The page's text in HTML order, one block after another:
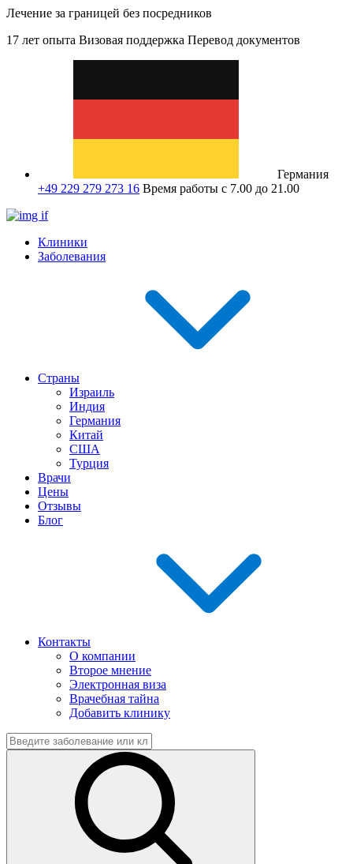
Лечение за границей без посредников
17 лет опыта Визовая поддержка Перевод документов
Германия
+49 229 279 273 16 Время работы с 7.00 до 21.00
Клиники
Заболевания
Страны
Израиль
Индия
Германия
Китай
США
Турция
Врачи
Цены
Отзывы
Блог
Контакты
О компании
Второе мнение
Электронная виза
Врачебная тайна
Добавить клинику